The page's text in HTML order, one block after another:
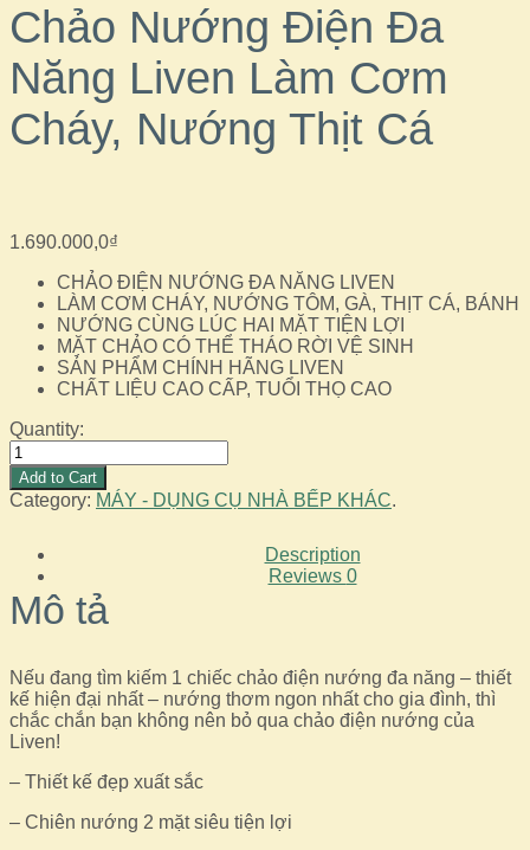
Chảo Nướng Điện Đa
Năng Liven Làm Cơm
Cháy, Nướng Thịt Cá
1.690.000,0₫
CHẢO ĐIỆN NƯỚNG ĐA NĂNG LIVEN
LÀM CƠM CHÁY, NƯỚNG TÔM, GÀ, THỊT CÁ, BÁNH
NƯỚNG CÙNG LÚC HAI MẶT TIỆN LỢI
MẶT CHẢO CÓ THỂ THÁO RỜI VỆ SINH
SẢN PHẨM CHÍNH HÃNG LIVEN
CHẤT LIỆU CAO CẤP, TUỔI THỌ CAO
Quantity:
Chảo
Nướng
Điện
Đa
Liven
Làm
Cơm
Cháy,
Cá
số
lượng
Add to Cart
Category: MÁY - DỤNG CỤ NHÀ BẾP KHÁC.
Description
Reviews 0
Mô tả
Nếu đang tìm kiếm 1 chiếc chảo điện nướng đa năng – thiết
kế hiện đại nhất – nướng thơm ngon nhất cho gia đình, thì
chắc chắn bạn không nên bỏ qua chảo điện nướng của
Liven!
– Thiết kế đẹp xuất sắc
– Chiên nướng 2 mặt siêu tiện lợi